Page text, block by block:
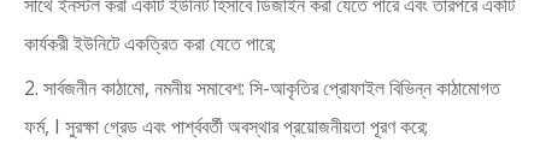
কার্যকরী ইউনিটে একত্রিত করা যেতে পারে;
2. সার্বজনীন কাঠামো, নমনীয় সমাবেশ: সি-আকৃতির প্রোফাইল বিভিন্ন কাঠামোগত
ফর্ম, I সুরক্ষা গ্রেড এবং পার্শ্ববর্তী অবস্থার প্রয়োজনীয়তা পূরণ করে;